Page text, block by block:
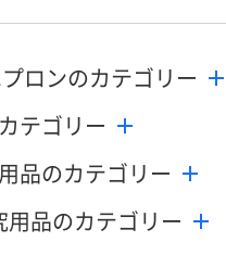
ロンのカテゴリー
テゴリー
品のカテゴリー
用品のカテゴリー